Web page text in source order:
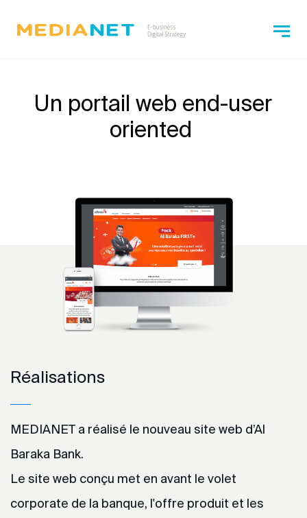
Un portail web end-user
oriented
Réalisations
MEDIANET a réalisé le nouveau site web d’Al
Baraka Bank.
Le site web conçu met en avant le volet
corporate de la banque, l'offre produit et les